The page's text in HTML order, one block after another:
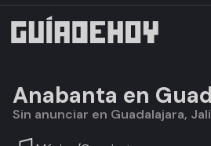
Anabanta en
Sin anunciar en Guadalajara,